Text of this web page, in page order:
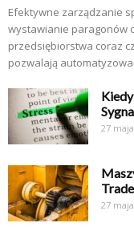
Efektywne zarządzanie
wystawianie paragonów
przedsiębiorstwa coraz
pozwalają
27
27